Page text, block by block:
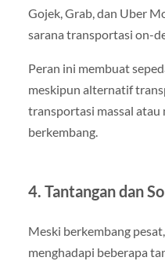
Gojek, Grab, dan Uber
sarana transportasi on-
Peran ini membuat
meskipun alternatif
transportasi massal
berkembang.
4. Tantangan dan
Meski berkembang
menghadapi beberapa